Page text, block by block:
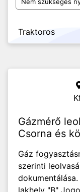
Traktoros
Gázmérő
Csorna és
Gáz
szerinti